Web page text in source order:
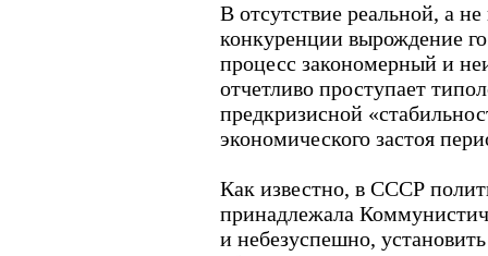
В отсутствие реальной, а
конкуренции вырождение
процесс закономерный и
отчетливо проступает
предкризисной
экономического застоя
Как известно, в СССР
принадлежала
и небезуспешно,